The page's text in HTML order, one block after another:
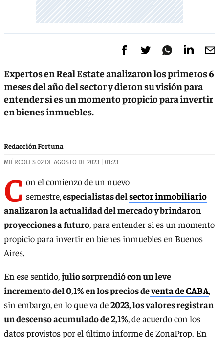
Expertos en Real Estate analizaron los primeros 6
meses del año del sector y dieron su visión para
entender si es un momento propicio para invertir
en bienes inmuebles.
Redacción Fortuna
MIÉRCOLES 02 DE AGOSTO DE 2023 | 01:23
C on el comienzo de un nuevo
semestre,especialistas delsector inmobiliario
analizaron la actualidad del mercado y brindaron
proyecciones a futuro, para entender si es un momento
propicio para invertir en bienes inmuebles en Buenos
Aires.
En ese sentido,julio sorprendió con un leve
incremento del 0,1% en los precios deventa de CABA,
sin embargo, en lo que va de2023, los valores registran
un descenso acumulado de 2,1%, de acuerdo con los
datos provistos por el último informe de ZonaProp. En